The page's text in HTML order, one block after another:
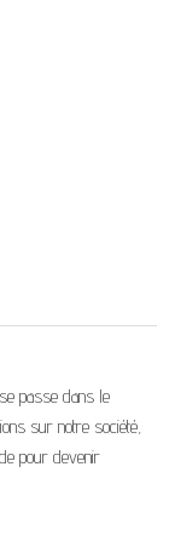
passe dans le
sur notre société,
pour devenir